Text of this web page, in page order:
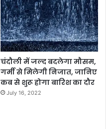
चंदौली में जल्द बदलेगा मौसम,
गर्मी से मिलेगी निजात, जानिए
कब से शुरू होगा बारिश का दौर
July 16, 2022